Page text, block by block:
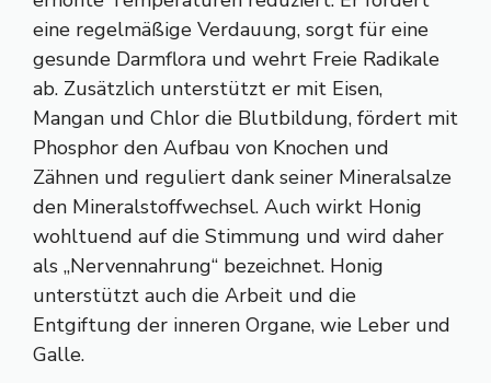
eine regelmäßige Verdauung, sorgt für eine
gesunde Darmflora und wehrt Freie Radikale
ab. Zusätzlich unterstützt er mit Eisen,
Mangan und Chlor die Blutbildung, fördert mit
Phosphor den Aufbau von Knochen und
Zähnen und reguliert dank seiner Mineralsalze
den Mineralstoffwechsel. Auch wirkt Honig
wohltuend auf die Stimmung und wird daher
als „Nervennahrung“ bezeichnet. Honig
unterstützt auch die Arbeit und die
Entgiftung der inneren Organe, wie Leber und
Galle.